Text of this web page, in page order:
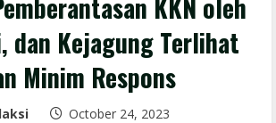
KKN oleh
dan Kejagung Terlihat
Minim Respons
October 24, 2023